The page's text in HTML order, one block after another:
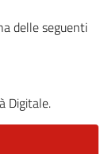
delle seguenti
Digitale.